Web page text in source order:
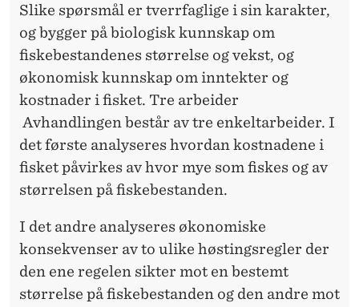
Slike spørsmål er tverrfaglige i sin karakter,
og bygger på biologisk kunnskap om
fiskebestandenes størrelse og vekst, og
økonomisk kunnskap om inntekter og
kostnader i fisket. Tre arbeider
Avhandlingen består av tre enkeltarbeider. I
det første analyseres hvordan kostnadene i
fisket påvirkes av hvor mye som fiskes og av
størrelsen på fiskebestanden.
I det andre analyseres økonomiske
konsekvenser av to ulike høstingsregler der
den ene regelen sikter mot en bestemt
størrelse på fiskebestanden og den andre mot